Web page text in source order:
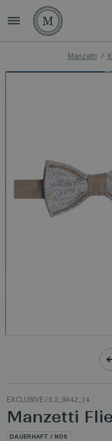
Manzetti
EXCLUSIVE/ 5.2_9442_14
Manzetti
DAUERHAFT / NOS